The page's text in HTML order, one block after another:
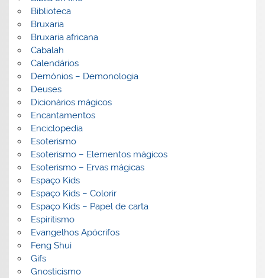
Biblioteca
Bruxaria
Bruxaria africana
Cabalah
Calendários
Demónios – Demonologia
Deuses
Dicionários mágicos
Encantamentos
Enciclopedia
Esoterismo
Esoterismo – Elementos mágicos
Esoterismo – Ervas mágicas
Espaço Kids
Espaço Kids – Colorir
Espaço Kids – Papel de carta
Espiritismo
Evangelhos Apócrifos
Feng Shui
Gifs
Gnosticismo